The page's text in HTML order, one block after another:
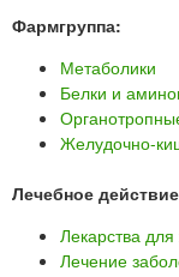
Фармгруппа:
Метаболики
Белки и
Желудочно-
Лечебное
Лекарства
Лечение